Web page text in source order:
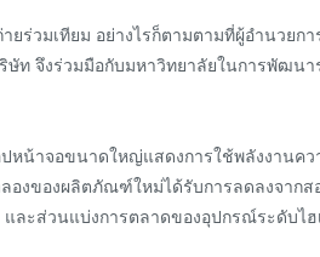
ร่วมเทียม อย่างไรก็ตามตามที่ผู้อำนวยก
ษัท จึงร่วมมือกับมหาวิทยาลัยในการพัฒนา
ปหน้าจอขนาดใหญ่แสดงการใช้พลังงานค
องของผลิตภัณฑ์ใหม่ได้รับการลดลงจากส
ละส่วนแบ่งการตลาดของอุปกรณ์ระดับไฮ